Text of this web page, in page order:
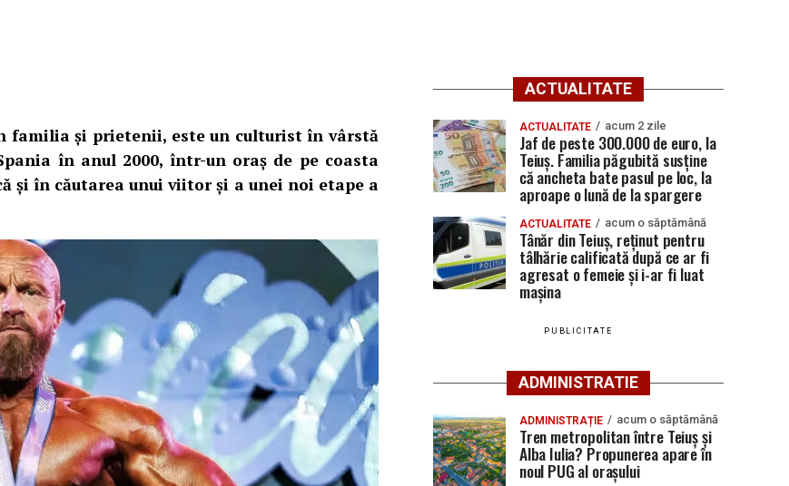
familia și prietenii, este un culturist în vârstă
în anul 2000, într-un oraș de pe coasta
și în căutarea unui viitor și a unei noi etape a
ACTUALITATE
ACTUALITATE acum 2 zile
Jaf de peste 300.000 de euro, la
Teiuș. Familia păgubită susține
că ancheta bate pasul pe loc, la
aproape o lună de la spargere
ACTUALITATE acum o săptămână
Tânăr din Teiuș, reținut pentru
tâlhărie calificată după ce ar fi
agresat o femeie și i-ar fi luat
mașina
PUBLICITATE
ADMINISTRATIE
ADMINISTRAȚIE acum o săptămână
Tren metropolitan între Teiuș și
Alba Iulia? Propunerea apare în
noul PUG al orașului